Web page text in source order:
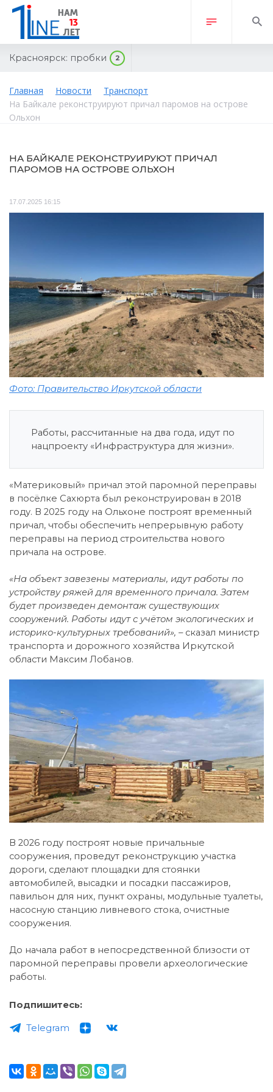
Красноярск: пробки 2
Главная Новости
Транспорт
На Байкале реконструируют причал паромов на острове
Ольхон
НА БАЙКАЛЕ РЕКОНСТРУИРУЮТ ПРИЧАЛ
ПАРОМОВ НА ОСТРОВЕ ОЛЬХОН
17.07.2025 16:15
Фото: Правительство Иркутской области
Работы, рассчитанные на два года, идут по
нацпроекту «Инфраструктура для жизни».
«Материковый» причал этой паромной переправы
в посёлке Сахюрта был реконструирован в 2018
году. В 2025 году на Ольхоне построят временный
причал, чтобы обеспечить непрерывную работу
переправы на период строительства нового
причала на острове.
«На объект завезены материалы, идут работы по
устройству ряжей для временного причала. Затем
будет произведен демонтаж существующих
сооружений. Работы идут с учётом экологических и
историко-культурных требований», – сказал министр
транспорта и дорожного хозяйства Иркутской
области Максим Лобанов.
В 2026 году построят новые причальные
сооружения, проведут реконструкцию участка
дороги, сделают площадки для стоянки
автомобилей, высадки и посадки пассажиров,
павильон для них, пункт охраны, модульные туалеты,
насосную станцию ливневого стока, очистные
сооружения.
До начала работ в непосредственной близости от
паромной переправы провели археологические
работы.
Подпишитесь:
Telegram